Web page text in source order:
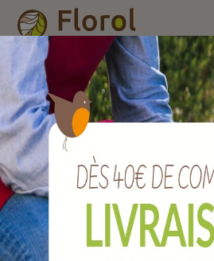
Accueil Nos produits /Outils de
Grillage
Housse perforée pour